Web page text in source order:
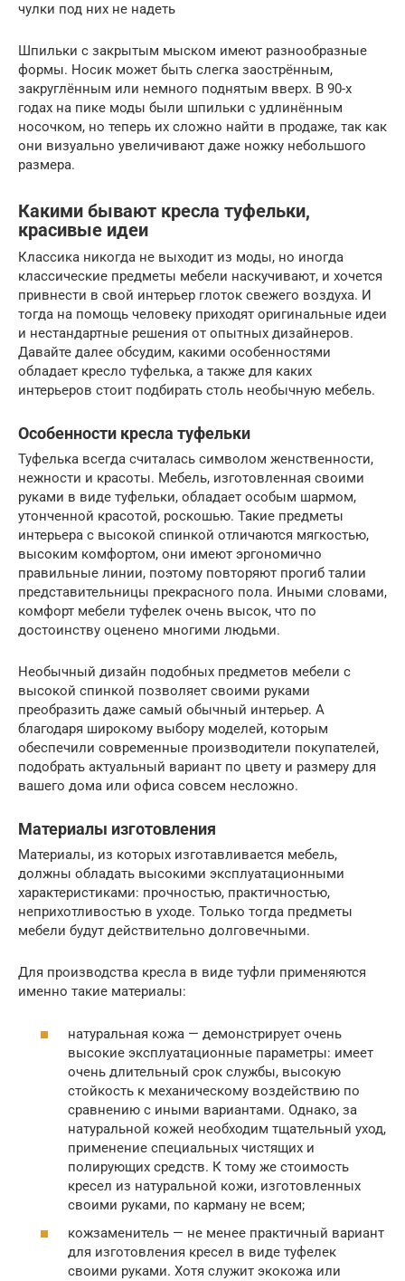
чулки под них не надеть
Шпильки с закрытым мыском имеют разнообразные
формы. Носик может быть слегка заострённым,
закруглённым или немного поднятым вверх. В 90-х
годах на пике моды были шпильки с удлинённым
носочком, но теперь их сложно найти в продаже, так как
они визуально увеличивают даже ножку небольшого
размера.
Какими бывают кресла туфельки,
красивые идеи
Классика никогда не выходит из моды, но иногда
классические предметы мебели наскучивают, и хочется
привнести в свой интерьер глоток свежего воздуха. И
тогда на помощь человеку приходят оригинальные идеи
и нестандартные решения от опытных дизайнеров.
Давайте далее обсудим, какими особенностями
обладает кресло туфелька, а также для каких
интерьеров стоит подбирать столь необычную мебель.
Особенности кресла туфельки
Туфелька всегда считалась символом женственности,
нежности и красоты. Мебель, изготовленная своими
руками в виде туфельки, обладает особым шармом,
утонченной красотой, роскошью. Такие предметы
интерьера с высокой спинкой отличаются мягкостью,
высоким комфортом, они имеют эргономично
правильные линии, поэтому повторяют прогиб талии
представительницы прекрасного пола. Иными словами,
комфорт мебели туфелек очень высок, что по
достоинству оценено многими людьми.
Необычный дизайн подобных предметов мебели с
высокой спинкой позволяет своими руками
преобразить даже самый обычный интерьер. А
благодаря широкому выбору моделей, которым
обеспечили современные производители покупателей,
подобрать актуальный вариант по цвету и размеру для
вашего дома или офиса совсем несложно.
Материалы изготовления
Материалы, из которых изготавливается мебель,
должны обладать высокими эксплуатационными
характеристиками: прочностью, практичностью,
неприхотливостью в уходе. Только тогда предметы
мебели будут действительно долговечными.
Для производства кресла в виде туфли применяются
именно такие материалы:
натуральная кожа — демонстрирует очень
высокие эксплуатационные параметры: имеет
очень длительный срок службы, высокую
стойкость к механическому воздействию по
сравнению с иными вариантами. Однако, за
натуральной кожей необходим тщательный уход,
применение специальных чистящих и
полирующих средств. К тому же стоимость
кресел из натуральной кожи, изготовленных
своими руками, по карману не всем;
кожзаменитель — не менее практичный вариант
для изготовления кресел в виде туфелек
своими руками. Хотя служит экокожа или